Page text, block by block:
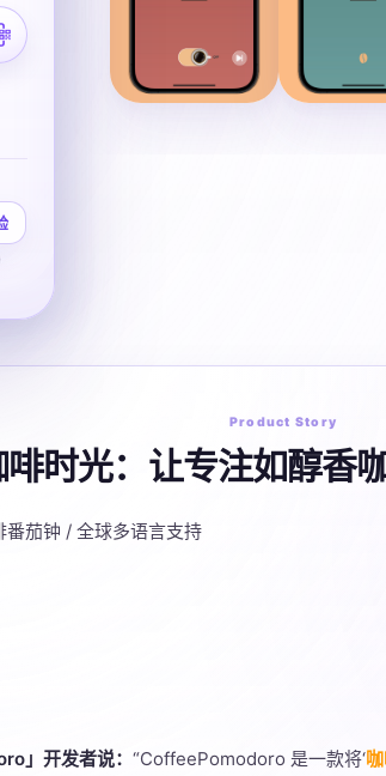
Product Story
时光：让专注如醇香
茄钟 / 全球多语言支持
」开发者说： “CoffeePomodoro 是一款将‘